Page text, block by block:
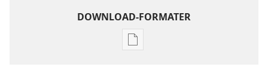
DOWNLOAD-FORMATER
Indstillinger